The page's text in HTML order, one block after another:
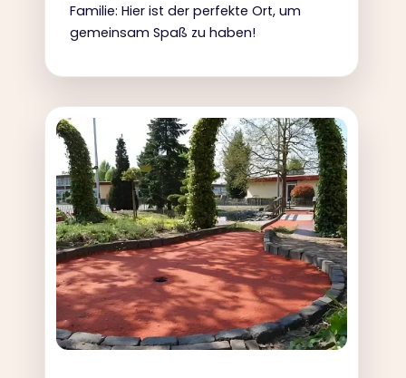
Familie: Hier ist der perfekte Ort, um
gemeinsam Spaß zu haben!